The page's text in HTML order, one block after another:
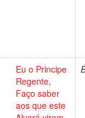
Eu o Principe
Regente,
Faço saber
aos que este